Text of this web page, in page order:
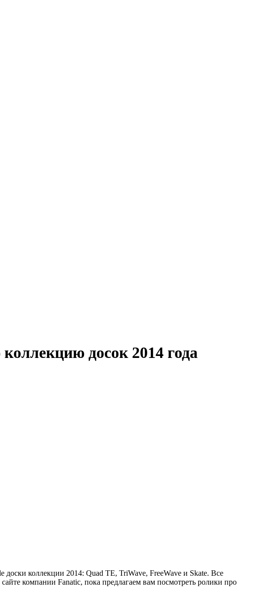
досок 2014 года
доски коллекции 2014: Quad TE, TriWave, FreeWave и Skate. Все
компании Fanatic, пока предлагаем вам посмотреть ролики про